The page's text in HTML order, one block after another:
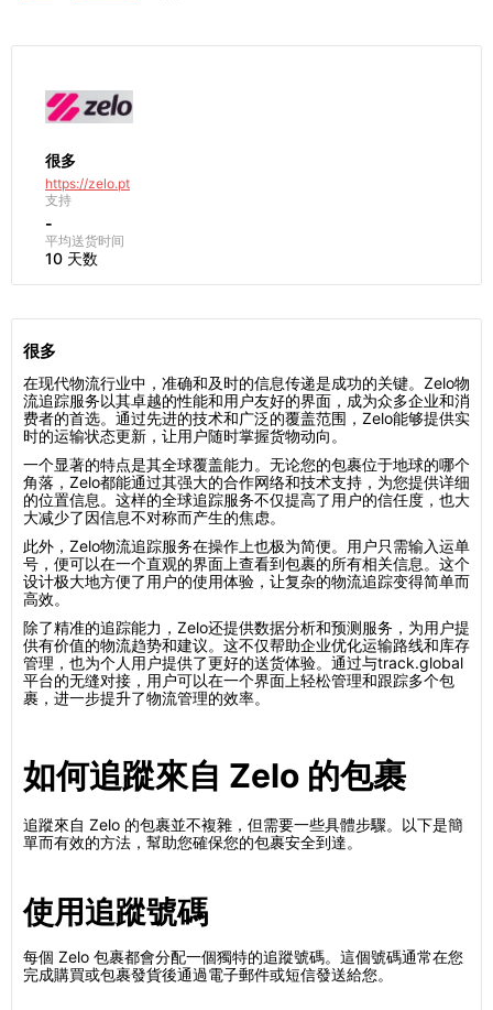
很多
https://zelo.pt
支持
-
平均送货时间
10 天数
很多
在现代物流行业中，准确和及时的信息传递是成功的关键。Zelo物
流追踪服务以其卓越的性能和用户友好的界面，成为众多企业和消
费者的首选。通过先进的技术和广泛的覆盖范围，Zelo能够提供实
时的运输状态更新，让用户随时掌握货物动向。
一个显著的特点是其全球覆盖能力。无论您的包裹位于地球的哪个
角落，Zelo都能通过其强大的合作网络和技术支持，为您提供详细
的位置信息。这样的全球追踪服务不仅提高了用户的信任度，也大
大减少了因信息不对称而产生的焦虑。
此外，Zelo物流追踪服务在操作上也极为简便。用户只需输入运单
号，便可以在一个直观的界面上查看到包裹的所有相关信息。这个
设计极大地方便了用户的使用体验，让复杂的物流追踪变得简单而
高效。
除了精准的追踪能力，Zelo还提供数据分析和预测服务，为用户提
供有价值的物流趋势和建议。这不仅帮助企业优化运输路线和库存
管理，也为个人用户提供了更好的送货体验。通过与track.global
平台的无缝对接，用户可以在一个界面上轻松管理和跟踪多个包
裹，进一步提升了物流管理的效率。
如何追蹤來自 Zelo 的包裹
追蹤來自 Zelo 的包裹並不複雜，但需要一些具體步驟。以下是簡
單而有效的方法，幫助您確保您的包裹安全到達。
使用追蹤號碼
每個 Zelo 包裹都會分配一個獨特的追蹤號碼。這個號碼通常在您
完成購買或包裹發貨後通過電子郵件或短信發送給您。